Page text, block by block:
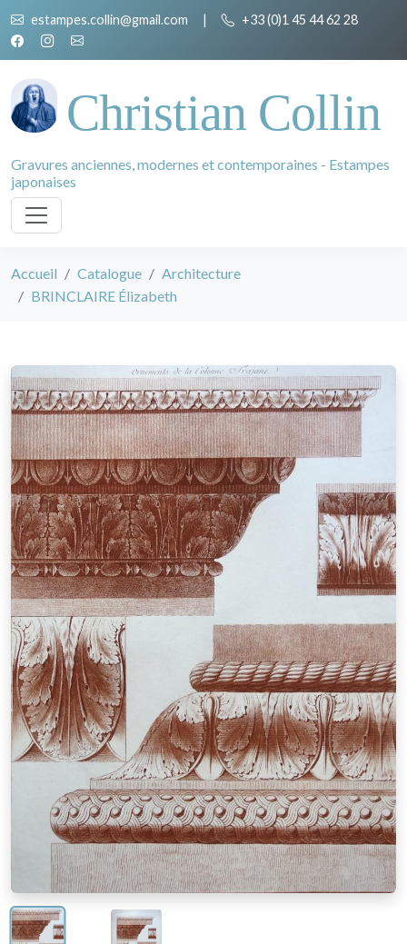
estampes.collin@gmail.com | +33 (0)1 45 44 62 28
Christian Collin
Gravures anciennes, modernes et contemporaines - Estampes
japonaises
Accueil Catalogue
Architecture
BRINCLAIRE Élizabeth